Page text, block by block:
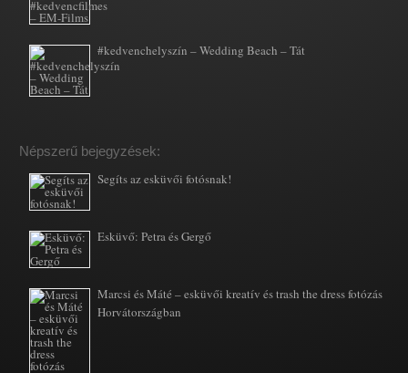
#kedvenchelyszín – Wedding Beach – Tát
Népszerű bejegyzések:
Segíts az esküvői fotósnak!
Esküvő: Petra és Gergő
Marcsi és Máté – esküvői kreatív és trash the dress fotózás
Horvátországban